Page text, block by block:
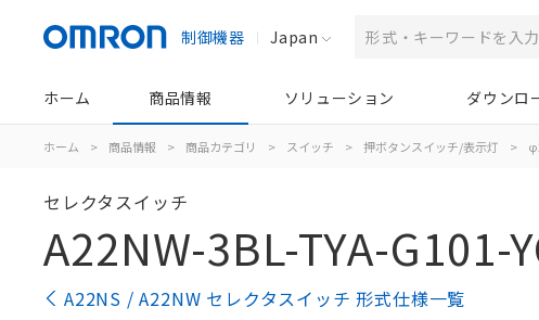
制御機器 Japan
ホーム 商品情報 ソリューション ダウンロ
ホーム > 商品情報 > 商品カテゴリ > スイッチ > 押ボタンスイッチ/表示灯 >
セレクタスイッチ
A22NW-3BL-TYA-G101-
A22NS / A22NW セレクタスイッチ 形式仕様一覧